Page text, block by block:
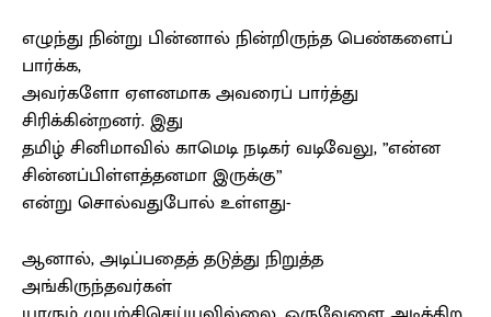
எழுந்து நின்று பின்னால் நின்றிருந்த பெண்களைப்
பார்க்க,
அவர்களோ ஏளனமாக அவரைப் பார்த்து
சிரிக்கின்றனர். இது
தமிழ் சினிமாவில் காமெடி நடிகர் வடிவேலு, ”என்ன
சின்னப்பிள்ளத்தனமா இருக்கு”
என்று சொல்வதுபோல் உள்ளது-
ஆனால், அடிப்பதைத் தடுத்து நிறுத்த
அங்கிருந்தவர்கள்